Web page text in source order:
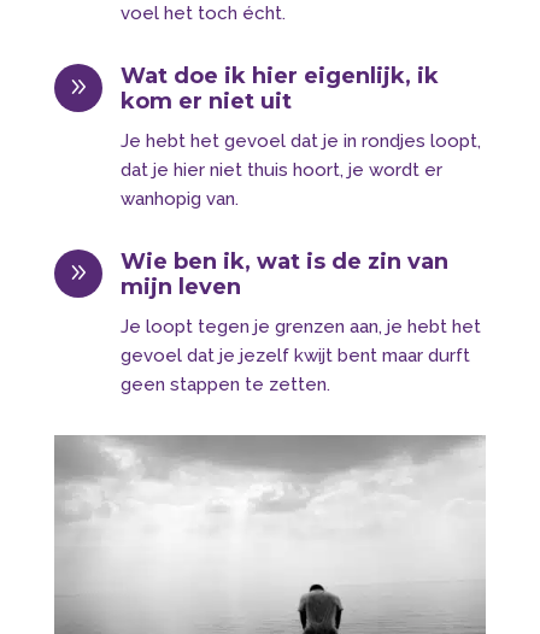
voel het toch écht.
9
Wat doe ik hier eigenlijk, ik
kom er niet uit
Je hebt het gevoel dat je in rondjes loopt,
dat je hier niet thuis hoort, je wordt er
wanhopig van.
9
Wie ben ik, wat is de zin van
mijn leven
Je loopt tegen je grenzen aan, je hebt het
gevoel dat je jezelf kwijt bent maar durft
geen stappen te zetten.